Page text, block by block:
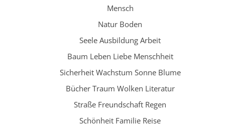
Mensch
Natur Boden
Seele Ausbildung Arbeit
Baum Leben Liebe Menschheit
Sicherheit Wachstum Sonne Blume
Bücher Traum Wolken Literatur
Straße Freundschaft Regen
Schönheit Familie Reise